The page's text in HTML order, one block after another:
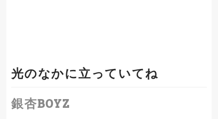
光のなかに立っていてね
銀杏BOYZ